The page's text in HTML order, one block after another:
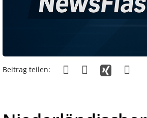
Beitrag teilen: